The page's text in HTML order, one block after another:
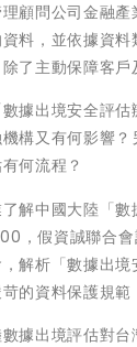
顧問公司金融
料，並依據資
了主動保障客戶
據出境安全評
構又有何影響
何流程？
解中國大陸「
，假資誠聯合
解析「數據出
的資料保護規
數據出境評估對